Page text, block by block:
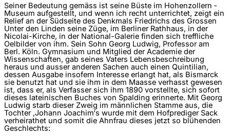
Seiner Bedeutung gemäss ist seine Büste im Hohenzollern ­
Museum aufgestellt, und wenn ich recht unterrichtet, zeigt ein
Relief an der Südseite des Denkmals Friedrichs des Grossen
Unter den Linden seine Züge, im Berliner Rathhaus, in der
Nicolai-Kirche, in der National-Galerie finden sich treffliche
Oelbilder von ihm. Sein Sohn Georg Ludwig, Professor am
Berl. Köln. Gymnasium und Mitglied der Academie der
Wissenschaften, gab seines Vaters Lebensbeschreibung
heraus und ausser anderen Sachen auch einen Quintilian,
dessen Ausgabe insofern Interesse erlangt hat, als Bismarck
sie benutzt hat und sie ihm in dem Maasse verhasst gewesen
ist, dass er, als Verfasser sich ihm 1890 vorstellte, sich sofort
dieses lateinischen Buches von Spalding erinnerte. Mit Georg
Ludwig starb dieser Zweig im männlichen Stamme aus, die
Tochter ,Johann Joachim‘s wurde mit dem Hofprediger Sack
verheirathet und somit die Ahnfrau dieses jetzt so blühenden
Geschlechts: